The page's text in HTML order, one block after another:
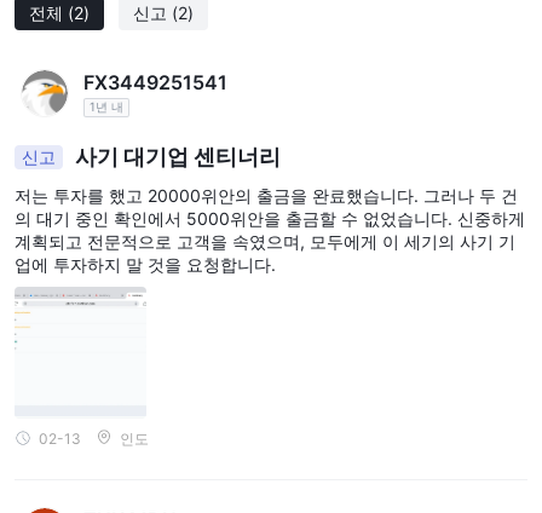
전체 (2) 신고 (2)
FX3449251541
1년 내
신고 사기 대기업 센티너리
저는 투자를 했고 20000위안의 출금을 완료했습니다. 그러나 두 건
의 대기 중인 확인에서 5000위안을 출금할 수 없었습니다. 신중하게
계획되고 전문적으로 고객을 속였으며, 모두에게 이 세기의 사기 기
업에 투자하지 말 것을 요청합니다.
02-13 인도